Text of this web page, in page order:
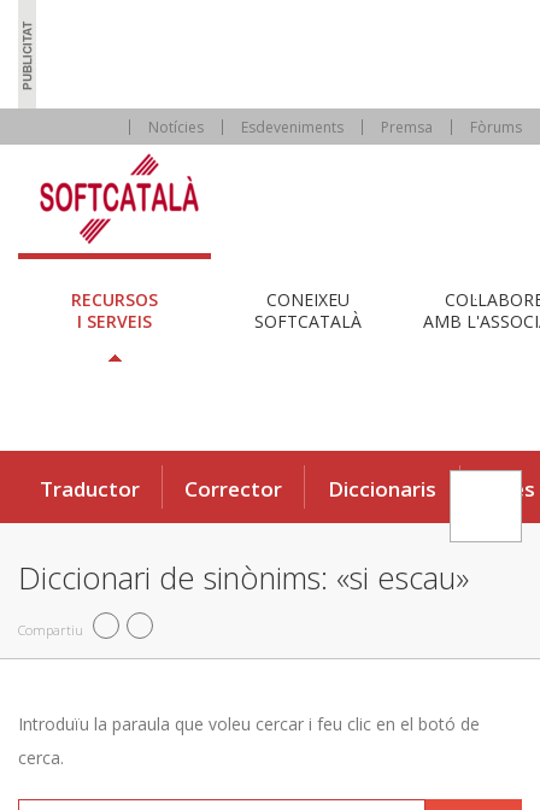
Notícies Esdeveniments Premsa Fòrums
RECURSOS
I SERVEIS
CONEIXEU
SOFTCATALÀ
AMB
Traductor Corrector Diccionaris Eines
Diccionari de sinònims: «si escau»
Compartiu
Introduïu la paraula que voleu cercar i feu clic en el botó de
cerca.